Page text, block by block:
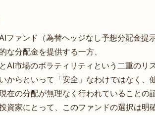
ファンド（為替ヘッジなし予想分配金提
な分配金を提供する一方、
AI市場のボラティリティという二重のリ
からといって「安全」なわけではなく、
在の分配が無理なく行われていることの
資家にとって、このファンドの選択は明